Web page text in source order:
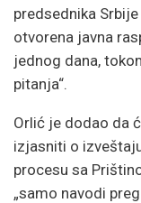
predsednika
otvorena javna
jednog dana,
pitanja“.
Orlić je dodao da
izjasniti o
procesu sa
„samo navodi